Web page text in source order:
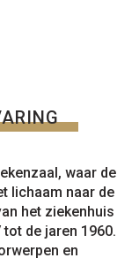
waar de
lichaam naar de
het ziekenhuis
de jaren 1960.
en